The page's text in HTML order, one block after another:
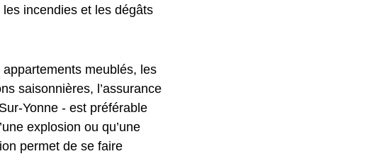
incendies et les dégâts
meublés, les
saisonnières, l’assurance
Yonne - est préférable
explosion ou qu’une
permet de se faire